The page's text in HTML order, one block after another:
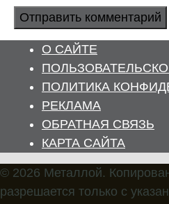
О САЙТЕ
ПОЛИТИКА
РЕКЛАМА
ОБРАТНАЯ СВЯЗЬ
КАРТА САЙТА
© 2026 Металлой.
разрешается только с